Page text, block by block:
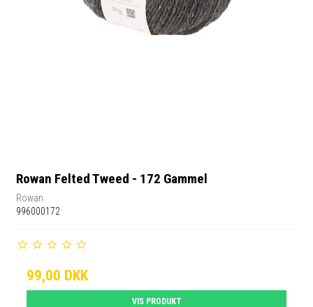
Rowan Felted Tweed - 172 Gammel
Rowan
996000172
99,00 DKK
VIS PRODUKT